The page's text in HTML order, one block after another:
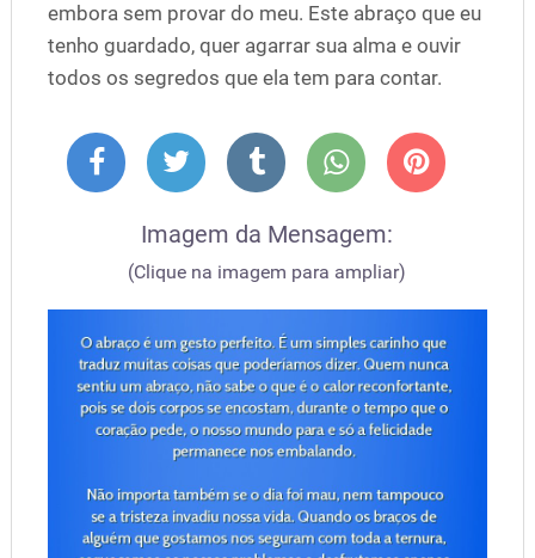
embora sem provar do meu. Este abraço que eu
tenho guardado, quer agarrar sua alma e ouvir
todos os segredos que ela tem para contar.
Imagem da Mensagem:
(Clique na imagem para ampliar)